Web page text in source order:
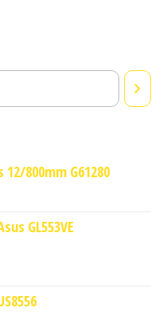
12/800mm G61280
GL553VE